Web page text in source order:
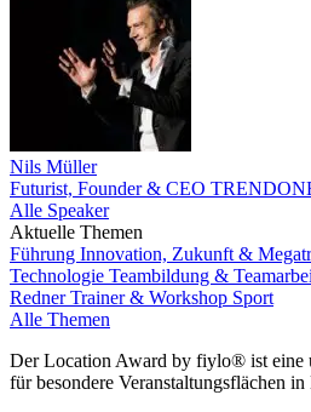
Nils Müller
Futurist, Founder & CEO
Alle Speaker
Aktuelle Themen
Führung Innovation, Zukunft &
Technologie Teambildung &
RednerTrainer & Workshop Sport
Alle Themen
Der Location Award by fiylo® ist eine
für besondere Veranstaltungsflächen in